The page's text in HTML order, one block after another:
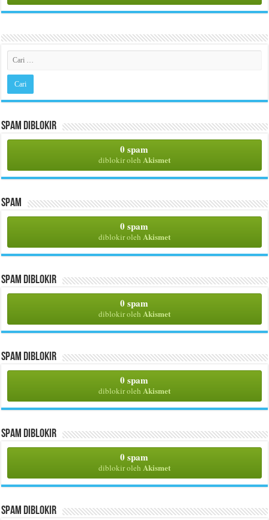
Spam Diblokir
0 spam
diblokir oleh Akismet
Spam
0 spam
diblokir oleh Akismet
Spam Diblokir
0 spam
diblokir oleh Akismet
Spam Diblokir
0 spam
diblokir oleh Akismet
Spam Diblokir
0 spam
diblokir oleh Akismet
Spam Diblokir